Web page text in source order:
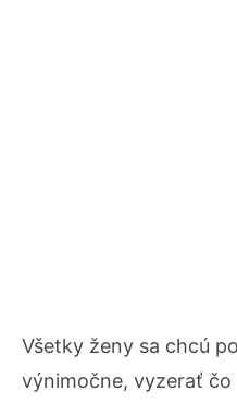
Všetky ženy sa chcú
výnimočne, vyzerať čo